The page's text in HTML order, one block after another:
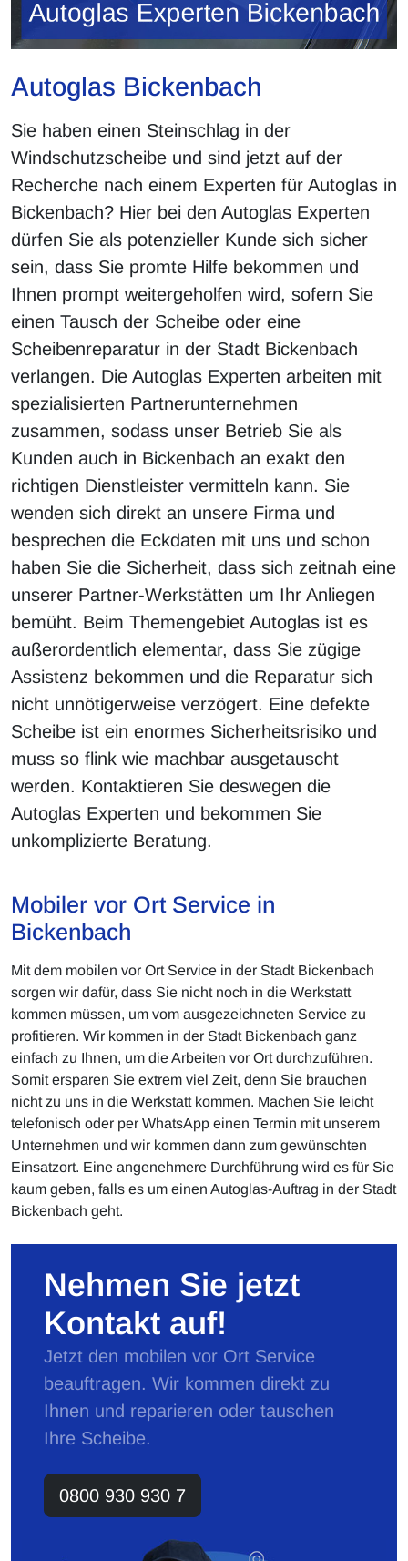
Autoglas Bickenbach
Sie haben einen Steinschlag in der
Windschutzscheibe und sind jetzt auf der
Recherche nach einem Experten für Autoglas in
Bickenbach? Hier bei den Autoglas Experten
dürfen Sie als potenzieller Kunde sich sicher
sein, dass Sie promte Hilfe bekommen und
Ihnen prompt weitergeholfen wird, sofern Sie
einen Tausch der Scheibe oder eine
Scheibenreparatur in der Stadt Bickenbach
verlangen. Die Autoglas Experten arbeiten mit
spezialisierten Partnerunternehmen
zusammen, sodass unser Betrieb Sie als
Kunden auch in Bickenbach an exakt den
richtigen Dienstleister vermitteln kann. Sie
wenden sich direkt an unsere Firma und
besprechen die Eckdaten mit uns und schon
haben Sie die Sicherheit, dass sich zeitnah eine
unserer Partner-Werkstätten um Ihr Anliegen
bemüht. Beim Themengebiet Autoglas ist es
außerordentlich elementar, dass Sie zügige
Assistenz bekommen und die Reparatur sich
nicht unnötigerweise verzögert. Eine defekte
Scheibe ist ein enormes Sicherheitsrisiko und
muss so flink wie machbar ausgetauscht
werden. Kontaktieren Sie deswegen die
Autoglas Experten und bekommen Sie
unkomplizierte Beratung.
Mobiler vor Ort Service in
Bickenbach
Mit dem mobilen vor Ort Service in der Stadt Bickenbach
sorgen wir dafür, dass Sie nicht noch in die Werkstatt
kommen müssen, um vom ausgezeichneten Service zu
profitieren. Wir kommen in der Stadt Bickenbach ganz
einfach zu Ihnen, um die Arbeiten vor Ort durchzuführen.
Somit ersparen Sie extrem viel Zeit, denn Sie brauchen
nicht zu uns in die Werkstatt kommen. Machen Sie leicht
telefonisch oder per WhatsApp einen Termin mit unserem
Unternehmen und wir kommen dann zum gewünschten
Einsatzort. Eine angenehmere Durchführung wird es für Sie
kaum geben, falls es um einen Autoglas-Auftrag in der Stadt
Bickenbach geht.
Nehmen Sie jetzt
Kontakt auf!
Jetzt den mobilen vor Ort Service
beauftragen. Wir kommen direkt zu
Ihnen und reparieren oder tauschen
Ihre Scheibe.
0800 930 930 7